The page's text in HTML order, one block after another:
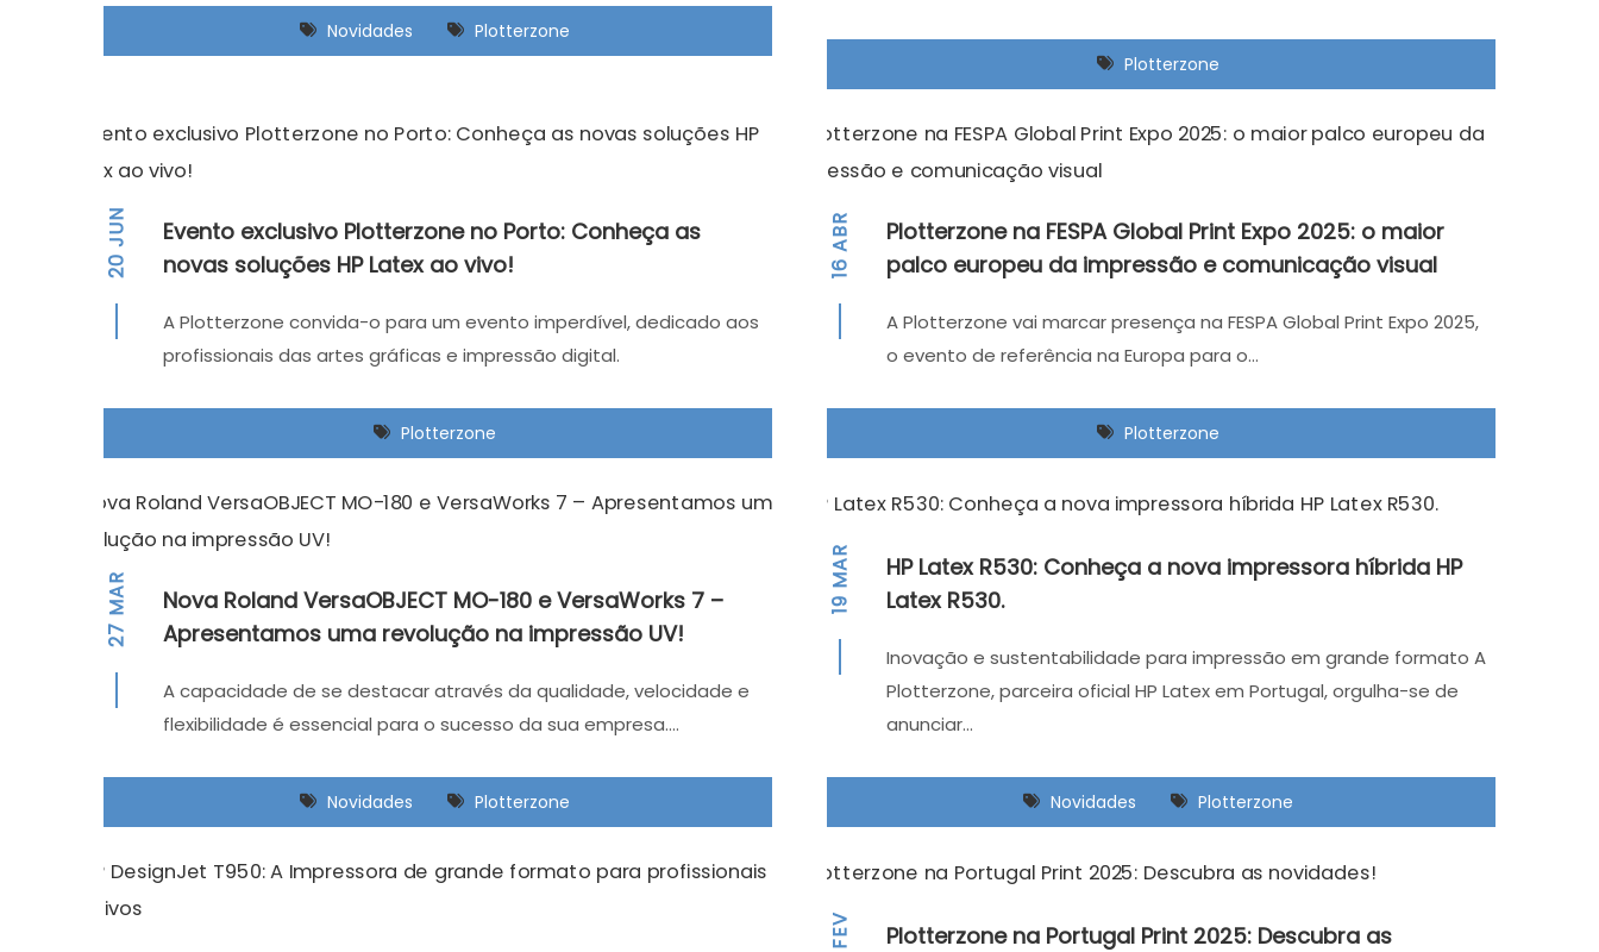
Novidades Plotterzone
Plotterzone
20
JUN
Evento exclusivo Plotterzone no Porto: Conheça as
novas soluções HP Latex ao vivo!
A Plotterzone convida-o para um evento imperdível, dedicado aos
profissionais das artes gráficas e impressão digital.
Plotterzone
16
ABR
Plotterzone na FESPA Global Print Expo 2025: o maior
palco europeu da impressão e comunicação visual
A Plotterzone vai marcar presença na FESPA Global Print Expo 2025,
o evento de referência na Europa para o…
Plotterzone
27
MAR
Nova Roland VersaOBJECT MO-180 e VersaWorks 7 –
Apresentamos uma revolução na impressão UV!
A capacidade de se destacar através da qualidade, velocidade e
flexibilidade é essencial para o sucesso da sua empresa….
Novidades Plotterzone
19
MAR
HP Latex R530: Conheça a nova impressora híbrida HP
Latex R530.
Inovação e sustentabilidade para impressão em grande formato A
Plotterzone, parceira oficial HP Latex em Portugal, orgulha-se de
anunciar…
Novidades Plotterzone
FEV
Plotterzone na Portugal Print 2025: Descubra as
Evite erros na escolha. Fale com um especialista para
conhecer os descontos em vigor e encontrar a solução
QUERO SER CONTACTADO!